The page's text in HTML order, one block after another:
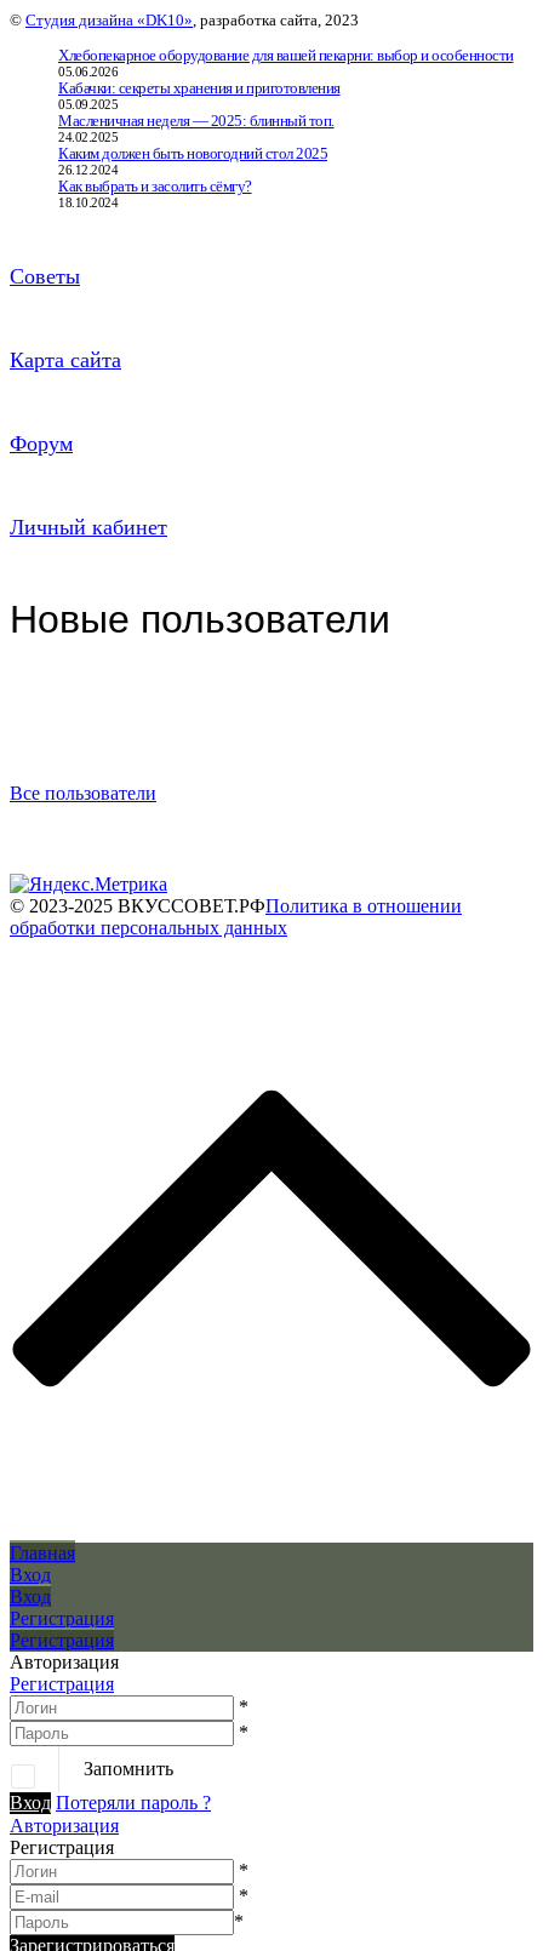
© Студия дизайна «DK10», разработка сайта, 2023
Хлебопекарное оборудование для вашей пекарни: выбор и особенности
05.06.2026
Кабачки: секреты хранения и приготовления
05.09.2025
Масленичная неделя — 2025: блинный топ.
24.02.2025
Каким должен быть новогодний стол 2025
26.12.2024
Как выбрать и засолить сёмгу?
18.10.2024
Советы
Карта сайта
Форум
Личный кабинет
Новые пользователи
Все пользователи
© 2023-2025 ВКУССОВЕТ.РФПолитика в отношении
обработки персональных данных
Главная
Вход
Вход
Регистрация
Регистрация
Авторизация
Регистрация
*
*
Запомнить
Вход Потеряли пароль ?
Авторизация
Регистрация
*
*
*
Зарегистрироваться